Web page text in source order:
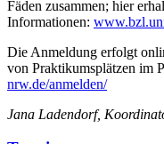
Fäden zusammen; hier
Informationen:
Die Anmeldung erfolgt
von Praktikumsplätzen im
nrw.de/anmelden/
Jana Ladendorf,